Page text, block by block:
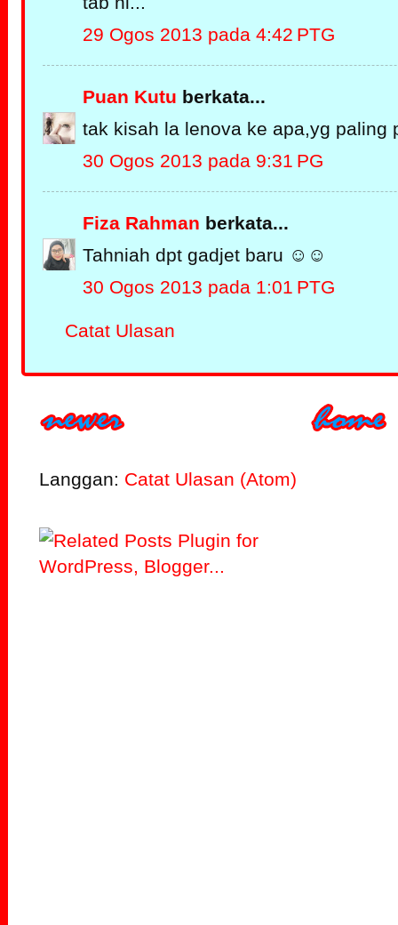
29 Ogos 2013 pada 4:42 PTG
Puan Kutu berkata...
tak kisah la lenova ke apa,yg paling
30 Ogos 2013 pada 9:31 PG
Fiza Rahman berkata...
Tahniah dpt gadjet baru ☺☺
30 Ogos 2013 pada 1:01 PTG
Catat Ulasan
Langgan: Catat Ulasan (Atom)